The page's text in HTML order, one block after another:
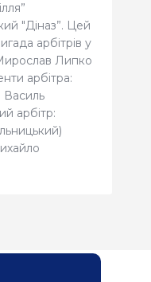
"Діназ”. Цей
арбітрів у
Липко
арбітра:
Василь
арбітр: